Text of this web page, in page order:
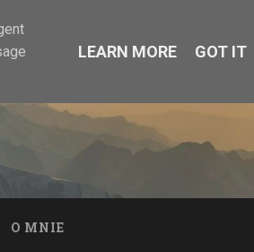
O MNIE
LEARN MORE GOT IT